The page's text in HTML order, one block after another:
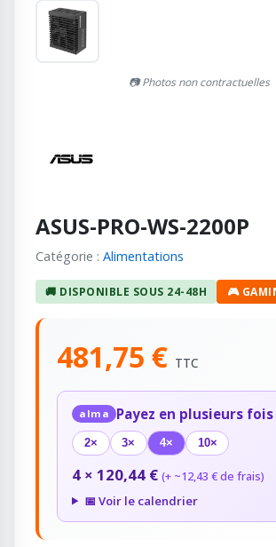
📷 Photos non contractuelles
ASUS-PRO-WS-2200P
Catégorie : Alimentations
🚚 DISPONIBLE SOUS 24-48H 🎮
481,75 € TTC
alma Payez en plusieurs fois
2× 3× 4× 10×
4 × 120,44 € (+ ~12,43 € de frais)
📅 Voir le calendrier